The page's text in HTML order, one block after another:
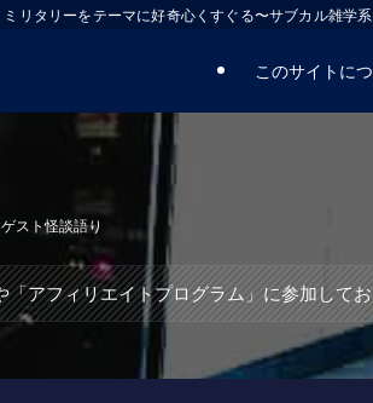
リタリーをテーマに好奇心くすぐる〜サブカル雑学系
このサイトに
ゲスト怪談語り
「アフィリエイトプログラム」に参加して